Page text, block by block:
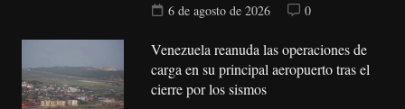
6 de agosto de 2026
0
Venezuela reanuda las operaciones de
carga en su principal aeropuerto tras el
cierre por los sismos